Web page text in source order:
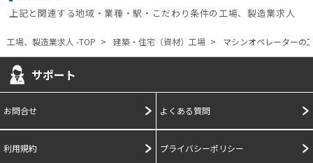
上記と関連する地域・業種・駅・こだわり条件の工場、製造業求人
工場、製造業求人 -TOP 建築・住宅（資材）工場 マシンオペレーターの
サポート
お問合せ よくある質問
利用規約 プライバシーポリシー